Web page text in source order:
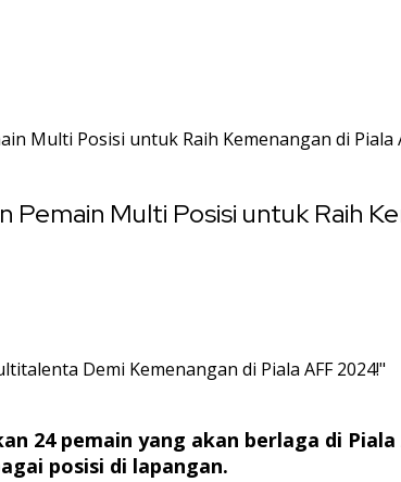
Multi Posisi untuk Raih Kemenangan di Piala
Multi Posisi untuk Raih
24 pemain yang akan berlaga di
posisi di lapangan.